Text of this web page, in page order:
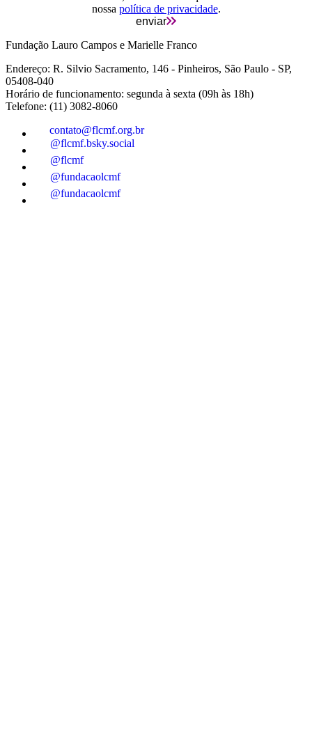
nossa política de privacidade.
enviar
Fundação Lauro Campos e Marielle Franco
Endereço: R. Silvio Sacramento, 146 - Pinheiros, São Paulo - SP,
05408-040
Horário de funcionamento: segunda à sexta (09h às 18h)
Telefone: (11) 3082-8060
contato@flcmf.org.br
@flcmf.bsky.social
@flcmf
@fundacaolcmf
@fundacaolcmf